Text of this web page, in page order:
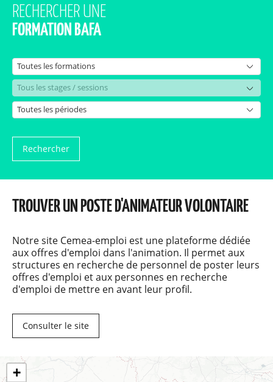
RECHERCHER UNE
FORMATION BAFA
Rechercher
TROUVER UN POSTE D'ANIMATEUR VOLONTAIRE
Notre site Cemea-emploi est une plateforme dédiée
aux offres d'emploi dans l'animation. Il permet aux
structures en recherche de personnel de poster leurs
offres d'emploi et aux personnes en recherche
d'emploi de mettre en avant leur profil.
Consulter le site
+